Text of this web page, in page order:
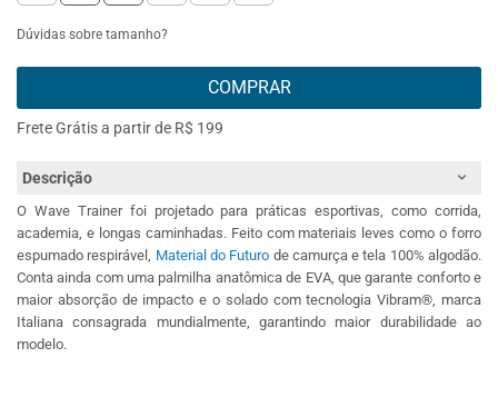
Dúvidas sobre tamanho?
COMPRAR
Frete Grátis a partir de R$ 199
Descrição
O Wave Trainer foi projetado para práticas esportivas, como corrida,
academia, e longas caminhadas. Feito com materiais leves como o forro
espumado respirável, Material do Futuro de camurça e tela 100% algodão.
Conta ainda com uma palmilha anatômica de EVA, que garante conforto e
maior absorção de impacto e o solado com tecnologia Vibram®, marca
Italiana consagrada mundialmente, garantindo maior durabilidade ao
modelo.